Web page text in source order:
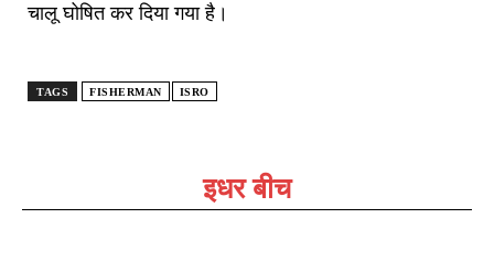
इधर बीच
चालू घोषित कर दिया गया है।
TAGS FISHERMAN ISRO